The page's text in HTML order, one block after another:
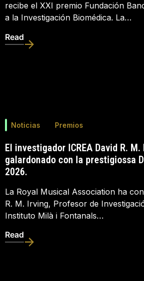
recibe el XXI premio Fundación
a la Investigación Biomédica. La…
Read
Noticias Premios
El investigador ICREA David R.
galardonado con la prestigiossa
2026.
La Royal Musical Association ha
R. M. Irving, Profesor de
Instituto Milà i Fontanals…
Read